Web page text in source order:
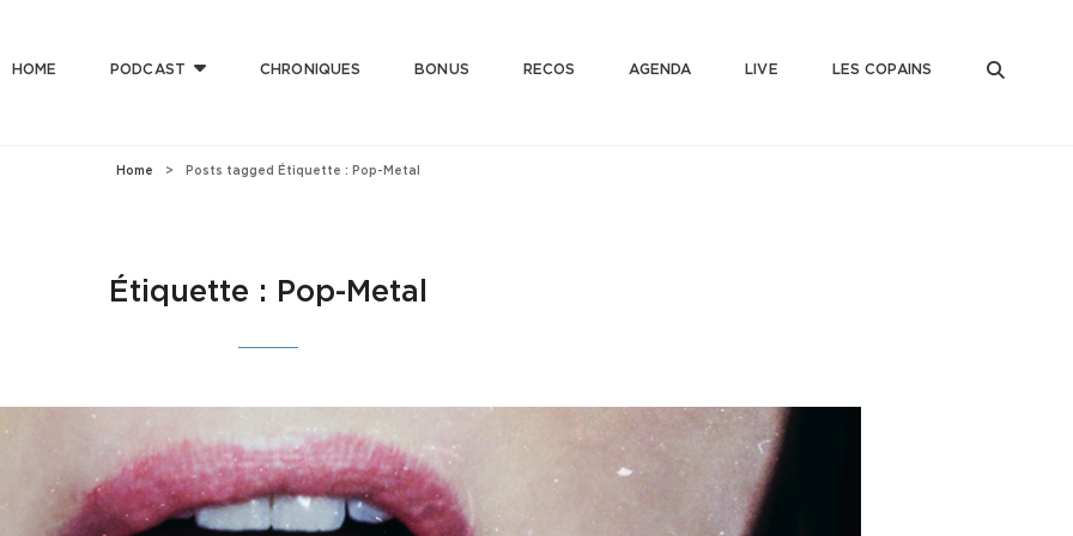
HOME PODCAST CHRONIQUES BONUS RECOS AGENDA LIVE LES COPAINS
Home > Posts tagged Étiquette : Pop-Metal
Étiquette : Pop-Metal